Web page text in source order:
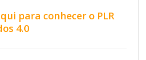
para conhecer o PLR
4.0